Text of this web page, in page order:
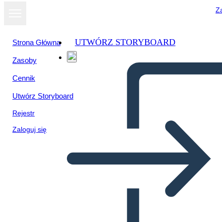
Strona Główna
Zasoby
Cennik
Utwórz Storyboard
Rejestr
Zaloguj się
UTWÓRZ STORYBOARD
Wyświetl jako
pokaz slajdów